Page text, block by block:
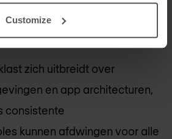
Customize/ legacy,
mesh, of serverless.
zich uitbreidt over
en app architecturen,
consistente
kunnen afdwingen voor alle